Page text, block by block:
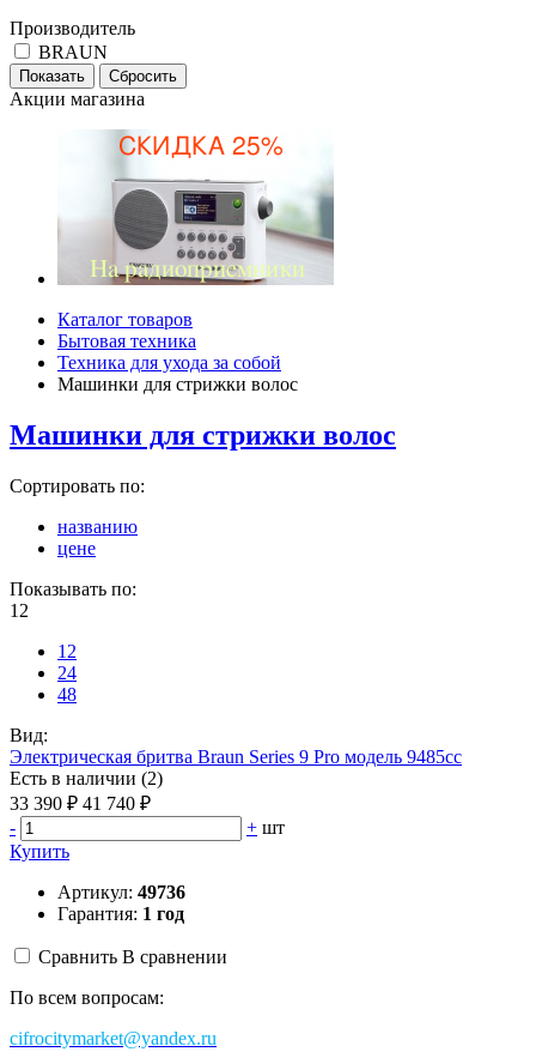
Производитель
BRAUN
Акции магазина
Каталог товаров
Бытовая техника
Техника для ухода за собой
Машинки для стрижки волос
Машинки для стрижки волос
Сортировать по:
названию
цене
Показывать по:
12
12
24
48
Вид:
Электрическая бритва Braun Series 9 Pro модель 9485cc
Есть в наличии (2)
33 390 ₽ 41 740 ₽
-
+ шт
Купить
Артикул: 49736
Гарантия: 1 год
Сравнить В сравнении
По всем вопросам:
cifrocitymarket@yandex.ru